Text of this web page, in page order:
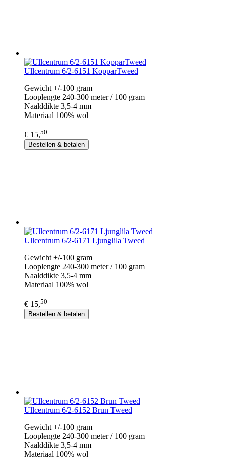
Ullcentrum 6/2-6151 KopparTweed
Gewicht +/-100 gram
Looplengte 240-300 meter / 100 gram
Naalddikte 3,5-4 mm
Materiaal 100% wol
€ 15,50
Bestellen & betalen
Ullcentrum 6/2-6171 Ljunglila Tweed
Gewicht +/-100 gram
Looplengte 240-300 meter / 100 gram
Naalddikte 3,5-4 mm
Materiaal 100% wol
€ 15,50
Bestellen & betalen
Ullcentrum 6/2-6152 Brun Tweed
Gewicht +/-100 gram
Looplengte 240-300 meter / 100 gram
Naalddikte 3,5-4 mm
Materiaal 100% wol